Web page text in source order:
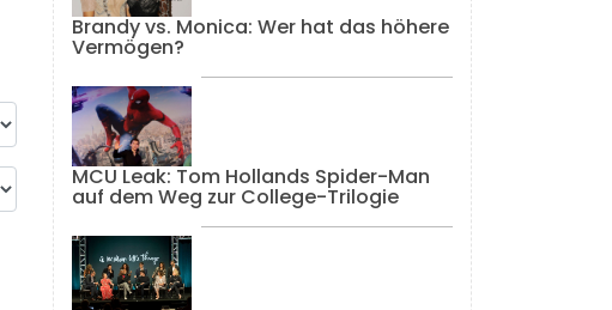
Brandy vs. Monica: Wer hat das höhere
Vermögen?
MCU Leak: Tom Hollands Spider-Man
auf dem Weg zur College-Trilogie